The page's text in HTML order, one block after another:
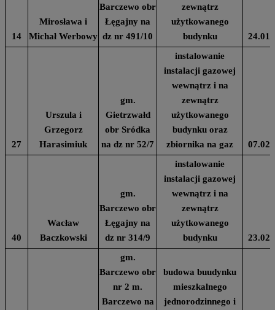
14
Mirosława i
Michał Werbowy
Barczewo obr
Łęgajny na
dz nr 491/10
zewnątrz
użytkowanego
budynku
27
Urszula i
Grzegorz
Harasimiuk
gm.
Gietrzwałd
obr Sródka
na dz nr 52/7
instalowanie
instalacji gazowej
wewnątrz i na
zewnątrz
użytkowanego
budynku oraz
zbiornika na gaz
40
Wacław
Baczkowski
gm.
Barczewo obr
Łęgajny na
dz nr 314/9
instalowanie
instalacji gazowej
wewnątrz i na
zewnątrz
użytkowanego
budynku
gm.
Barczewo obr
nr 2 m.
Barczewo na
budowa buudynku
mieszkalnego
jednorodzinnego i